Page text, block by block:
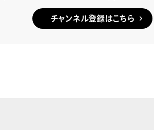
チャンネル登録はこちら